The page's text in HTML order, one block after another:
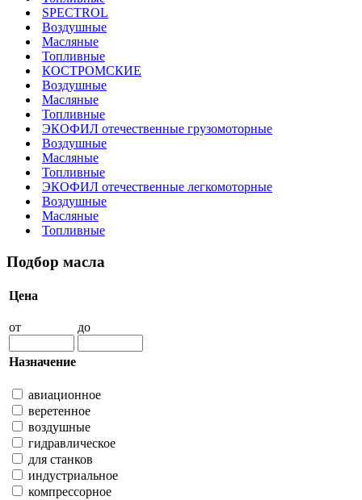
SPECTROL
Воздушные
Масляные
Топливные
КОСТРОМСКИЕ
Воздушные
Масляные
Топливные
ЭКОФИЛ отечественные грузомоторные
Воздушные
Масляные
Топливные
ЭКОФИЛ отечественные легкомоторные
Воздушные
Масляные
Топливные
Подбор масла
Цена
от до
Назначение
авиационное
веретенное
воздушные
гидравлическое
для станков
индустриальное
компрессорное